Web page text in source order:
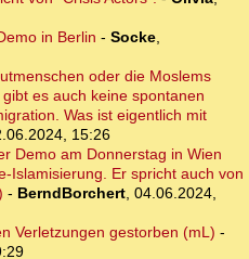
in Berlin - Socke,
oder die Moslems
es auch keine spontanen
Was ist eigentlich mit
15:26
Demo am Donnerstag in Wien
Islamisierung. Er spricht auch von
- BerndBorchert, 04.06.2024,
Verletzungen gestorben (mL) -